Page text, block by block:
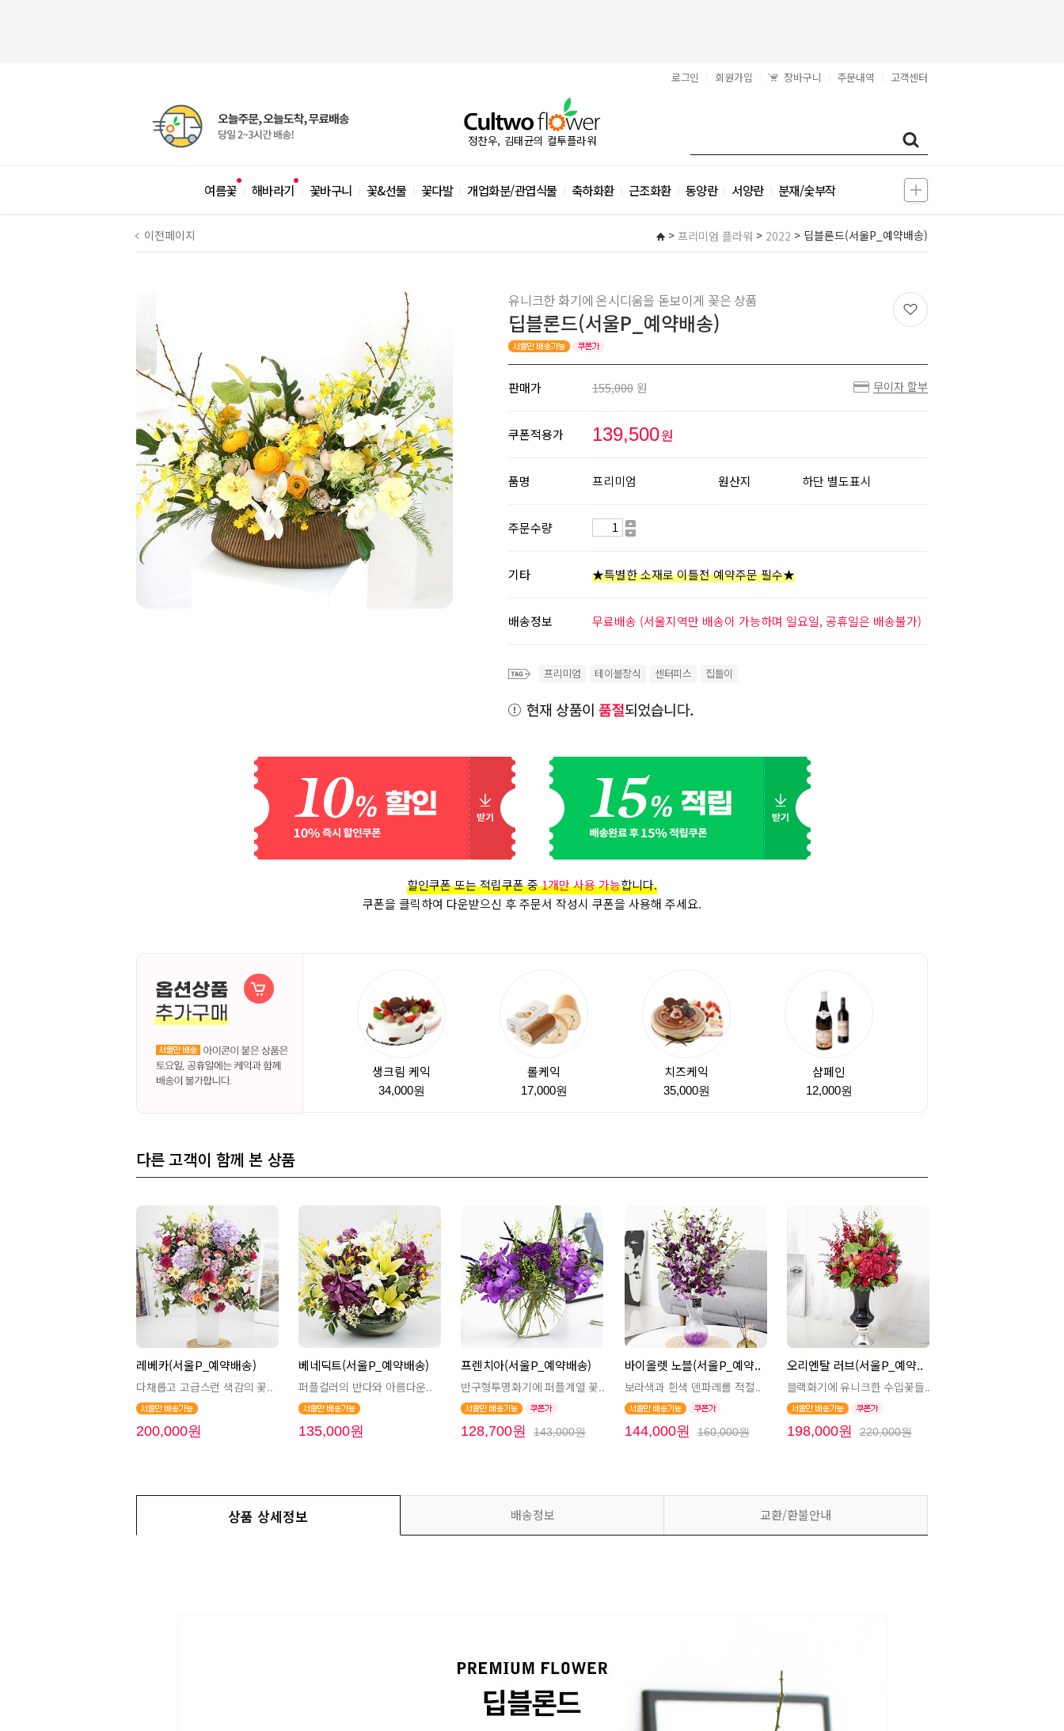
로그인 회원가입 장바구니 주문내역 고객센터
정찬우, 김태균의 컬투플라워
여름꽃 해바라기 꽃바구니 꽃&선물 꽃다발 개업화분/관엽식물 축하화환 근조화환 동양란 서양란 분재/숯부작
이전페이지 > 프리미엄 플라워 > 2022 > 딥블론드(서울P_예약배송)
유니크한 화기에 온시디움을 돋보이게 꽂은 상품
딥블론드(서울P_예약배송)
판매가 155,000 원 무이자 할부
쿠폰적용가 139,500원
품명 프리미엄 원산지 하단 별도표시
주문수량
기타 ★특별한 소재로 이틀전 예약주문 필수★
배송정보 무료배송 (서울지역만 배송이 가능하며 일요일, 공휴일은 배송불가)
프리미엄 테이블장식 센터피스 집들이
할인쿠폰 또는 적립쿠폰 중1개만 사용 가능합니다.
쿠폰을 클릭하여 다운받으신 후 주문서 작성시 쿠폰을 사용해 주세요.
생크림 케익
34,000원
롤케익
17,000원
치즈케익
35,000원
샴페인
12,000원
다른 고객이 함께 본 상품
레베카(서울P_예약배송)
다채롭고 고급스런 색감의 꽃..
200,000원
베네딕트(서울P_예약배송)
퍼플컬러의 반다와 아름다운..
135,000원
프렌치아(서울P_예약배송)
반구형투명화기에 퍼플계열 꽃..
128,700원 143,000원
바이올렛 노블(서울P_예약..
보라색과 흰색 덴파레를 적절..
144,000원 160,000원
오리엔탈 러브(서울P_예약..
블랙화기에 유니크한 수입꽃들..
198,000원 220,000원
상품 상세정보 배송정보 교환/환불안내